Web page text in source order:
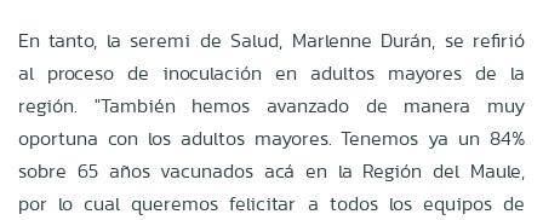
En tanto, la seremi de Salud, Marlenne Durán, se refirió
al proceso de inoculación en adultos mayores de la
región. "También hemos avanzado de manera muy
oportuna con los adultos mayores. Tenemos ya un 84%
sobre 65 años vacunados acá en la Región del Maule,
por lo cual queremos felicitar a todos los equipos de